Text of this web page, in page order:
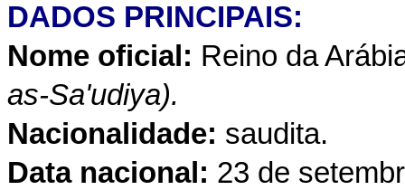
DADOS PRINCIPAIS:
Nome oficial: Reino da A
as-Sa'udiya).
Nacionalidade: saudita.
Data nacional: 23 de